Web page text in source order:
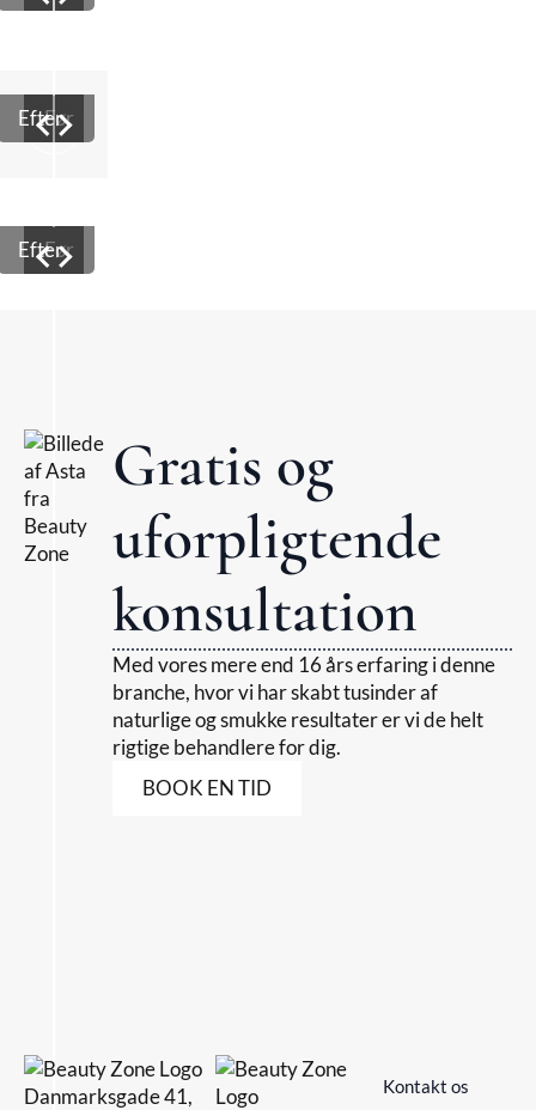
Før
Efter
Før
Efter
Gratis og
uforpligtende
konsultation
Med vores mere end 16 års erfaring i denne
branche, hvor vi har skabt tusinder af
naturlige og smukke resultater er vi de helt
rigtige behandlere for dig.
BOOK EN TID
Danmarksgade 41,
Kontakt os